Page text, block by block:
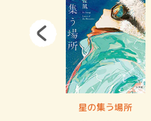
星の集う場所